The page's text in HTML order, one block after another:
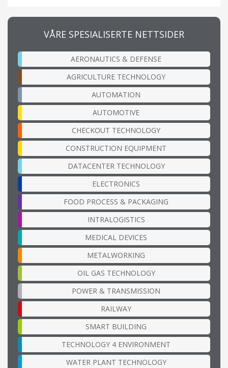
VÅRE SPESIALISERTE NETTSIDER
AERONAUTICS & DEFENSE
AGRICULTURE TECHNOLOGY
AUTOMATION
AUTOMOTIVE
CHECKOUT TECHNOLOGY
CONSTRUCTION EQUIPMENT
DATACENTER TECHNOLOGY
ELECTRONICS
FOOD PROCESS & PACKAGING
INTRALOGISTICS
MEDICAL DEVICES
METALWORKING
OIL GAS TECHNOLOGY
POWER & TRANSMISSION
RAILWAY
SMART BUILDING
TECHNOLOGY 4 ENVIRONMENT
WATER PLANT TECHNOLOGY